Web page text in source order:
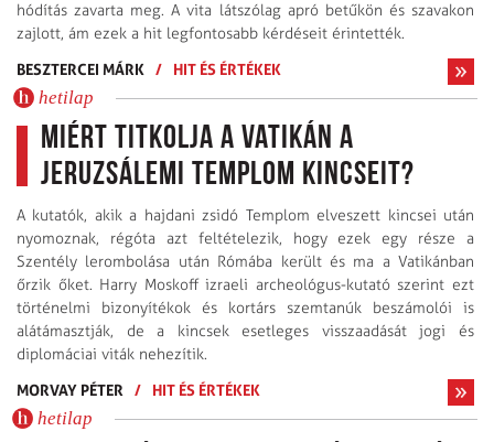
hódítás zavarta meg. A vita látszólag apró betűkön és szavakon
zajlott, ám ezek a hit legfontosabb kérdéseit érintették.
BESZTERCEI MÁRK
/ HIT ÉS ÉRTÉKEK
hetilap
Miért titkolja a Vatikán a
jeruzsálemi Templom kincseit?
A kutatók, akik a hajdani zsidó Templom elveszett kincsei után
nyomoznak, régóta azt feltételezik, hogy ezek egy része a
Szentély lerombolása után Rómába került és ma a Vatikánban
őrzik őket. Harry Moskoff izraeli archeológus-kutató szerint ezt
történelmi bizonyítékok és kortárs szemtanúk beszámolói is
alátámasztják, de a kincsek esetleges visszaadását jogi és
diplomáciai viták nehezítik.
MORVAY PÉTER
/ HIT ÉS ÉRTÉKEK
hetilap